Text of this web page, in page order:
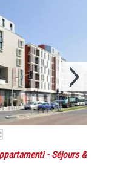
- Séjours &